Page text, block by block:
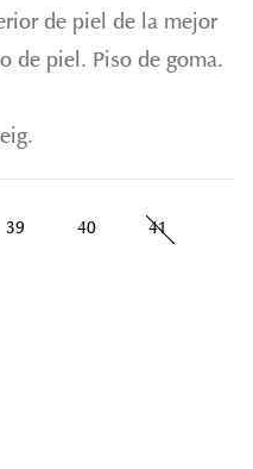
de piel de la mejor
de piel. Piso de goma.
39 40 41